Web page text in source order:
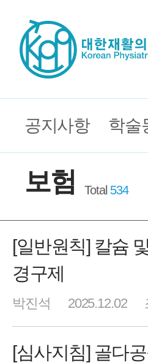
공지사항 학술
보험 Total 534
[일반원칙] 칼슘
경구제
박진석 2025.12.02
[심사지침] 골다